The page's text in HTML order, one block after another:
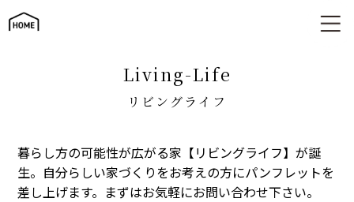
リビングライフ
living-Life
リビングライフ
暮らし方の可能性が広がる家【リビングライフ】が誕
生。自分らしい家づくりをお考えの方にパンフレットを
差し上げます。まずはお気軽にお問い合わせ下さい。